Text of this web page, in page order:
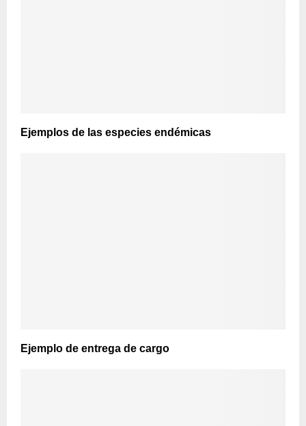
Ejemplos de las especies endémicas
Ejemplo de entrega de cargo